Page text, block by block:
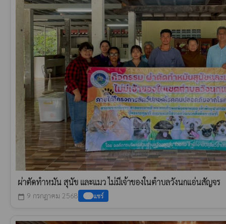
ผ่าตัดทำหมัน สุนัข และแมว ไม่มีเจ้าของในตำบลวังนกแอ่นสัญจร
calendar_today 9 กรกฎาคม 2568 แชร์